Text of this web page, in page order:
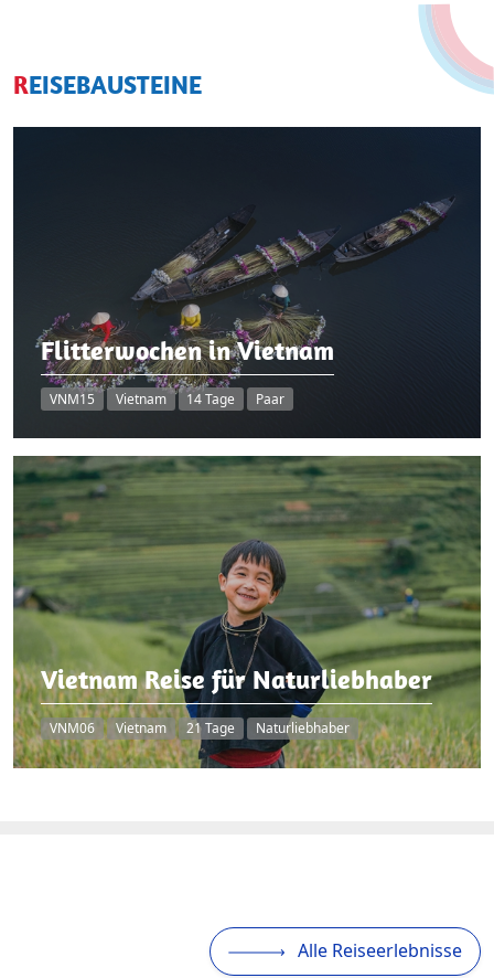
REISEBAUSTEINE
Flitterwochen in Vietnam
VNM15 Vietnam 14 Tage Paar
Vietnam Reise für Naturliebhaber
VNM06 Vietnam 21 Tage Naturliebhaber
Alle Reiseerlebnisse